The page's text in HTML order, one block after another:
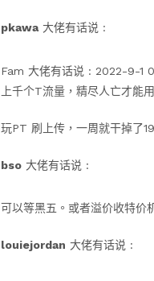
pkawa大佬有话说 :
Fam 大佬有话说 : 2022-9-1
上千个T流量，精尽人亡才能
玩PT 刷上传，一周就干掉了
bso 大佬有话说 :
可以等黑五。或者溢价收特价
louiejordan 大佬有话说 :